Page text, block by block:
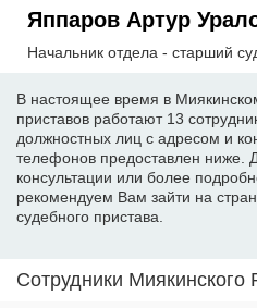
Яппаров Артур
Начальник отдела - старший
В настоящее время в
приставов работают 13
должностных лиц с адресом и
телефонов предоставлен ниже.
консультации или более
рекомендуем Вам зайти на
судебного пристава.
Сотрудники